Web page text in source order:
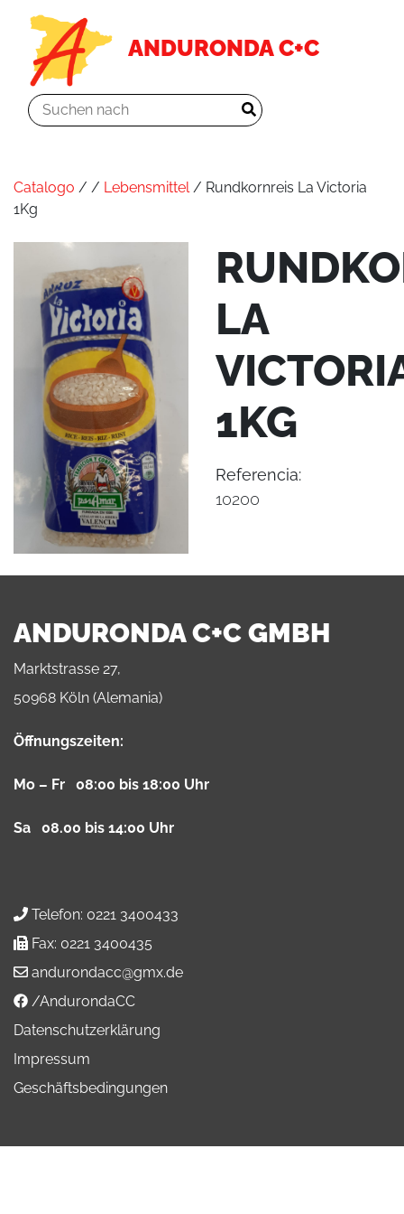
ANDURONDA C+C
Catalogo / / Lebensmittel/ Rundkornreis La Victoria
1Kg
LA
1KG
Referencia:
10200
ANDURONDA C+C GMBH
Marktstrasse 27,
50968 Köln (Alemania)
Öffnungszeiten:
Mo – Fr 08:00 bis 18:00 Uhr
Sa 08.00 bis 14:00 Uhr
Telefon: 0221 3400433
Fax: 0221 3400435
andurondacc@gmx.de
/AndurondaCC
Datenschutzerklärung
Impressum
Geschäftsbedingungen